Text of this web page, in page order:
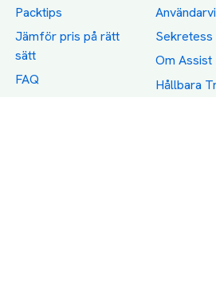
Packtips
Jämför pris på rätt
sätt
FAQ
Sekretess
Om Assist
Hållbara